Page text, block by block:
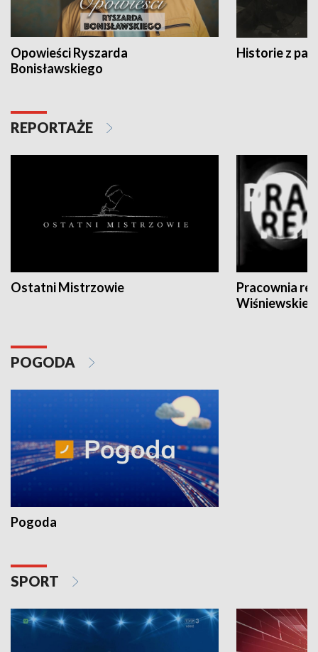
Opowieści Ryszarda
Bonisławskiego
Historie z
REPORTAŻE
Ostatni Mistrzowie
Pracownia
POGODA
Pogoda
SPORT